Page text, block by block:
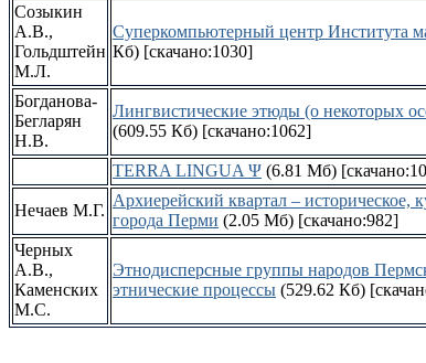
Созыкин
А.В.,
Гольдштейн
М.Л.
Суперкомпьютерный центр Института
Кб) [скачано:1030]
Богданова-
Бегларян
Н.В.
Лингвистические этюды (о некоторых
(609.55 Кб) [скачано:1062]
TERRA LINGUA Ψ (6.81 Мб)
Нечаев М.Г.
Архиерейский квартал – историческое,
города Перми (2.05 Мб) [скачано:982]
Черных
А.В.,
Каменских
М.С.
Этнодисперсные группы народов
этнические процессы (529.62 Кб)